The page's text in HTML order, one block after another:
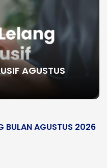
AGUSTUS
BULAN AGUSTUS 2026